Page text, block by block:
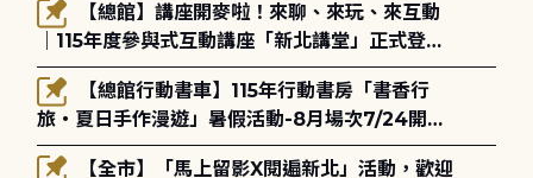
｜115年度參與式互動講座「新北講堂」正式登
場！
旅・夏日手作漫遊」暑假活動-8月場次7/24開始
報名